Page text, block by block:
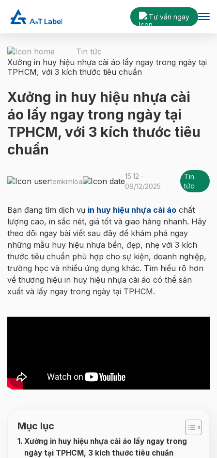
Tư vấn ngay
Tin tức
Xưởng in huy hiệu nhựa cài áo lấy ngay trong ngày tại
TPHCM, với 3 kích thước tiêu chuẩn
Xưởng in huy hiệu nhựa cài
áo lấy ngay trong ngày tại
TPHCM, với 3 kích thước tiêu
chuẩn
temkimloai
15:12 -
09/12/2025
Tin
tức
Bạn đang tìm dịch vụ in huy hiệu nhựa cài áo chất
lượng cao, in sắc nét, giá tốt và giao hàng nhanh. Hãy
theo dõi ngay bài viết sau đây để khám phá ngay
những mẫu huy hiệu nhựa bền, đẹp, nhẹ với 3 kích
thước tiêu chuẩn phù hợp cho sự kiện, doanh nghiệp,
trường học và nhiều ứng dụng khác. Tìm hiểu rõ hơn
về thương hiệu in huy hiệu nhựa cài áo có thể sản
xuất và lấy ngay trong ngày tại TPHCM.
Mục lục
Xưởng in huy hiệu nhựa cài áo lấy ngay trong
ngày tại TPHCM, 3 kích thước tiêu chuẩn